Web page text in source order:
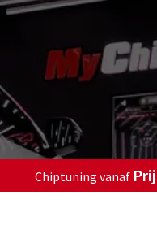
Chiptuning vanaf